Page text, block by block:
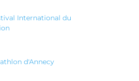
International du
d'Annecy